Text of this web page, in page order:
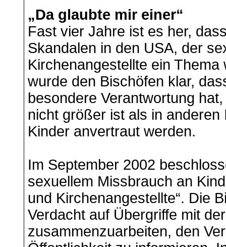
„Da glaubte mir einer“
Fast vier Jahre ist es her,
Skandalen in den USA, der
Kirchenangestellte ein
wurde den Bischöfen klar,
besondere Verantwortung
nicht größer ist als in
Kinder anvertraut werden.
Im September 2002
sexuellem Missbrauch an
und Kirchenangestellte“. Die
Verdacht auf Übergriffe mit
zusammenzuarbeiten, den